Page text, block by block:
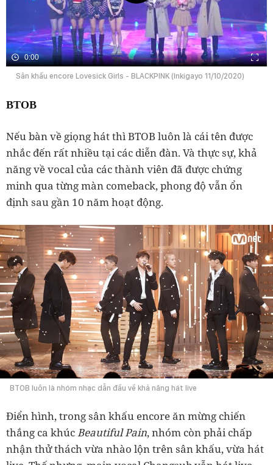
0:00
Sân khấu encore Lovesick Girls - BLACKPINK (Inkigayo 11/10/2020)
BTOB
Nếu bàn về giọng hát thì BTOB luôn là cái tên được
nhắc đến rất nhiều tại các diễn đàn. Và thực sự, khả
năng về vocal của các thành viên đã được chứng
minh qua từng màn comeback, phong độ vẫn ổn
định sau gần 10 năm hoạt động.
BTOB luôn là nhóm nhạc dẫn đầu về khả năng hát live
Điển hình, trong sân khấu encore ăn mừng chiến
thắng ca khúcBeautiful Pain, nhóm còn phải chấp
nhận thử thách vừa nhào lộn trên sân khấu, vừa hát